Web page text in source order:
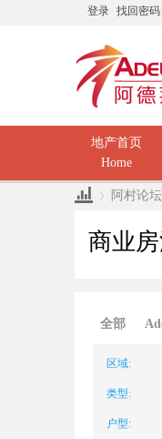
登录 找回密码
地产首页
Home
阿村论坛
商业
全部
区域:
类型:
户型: